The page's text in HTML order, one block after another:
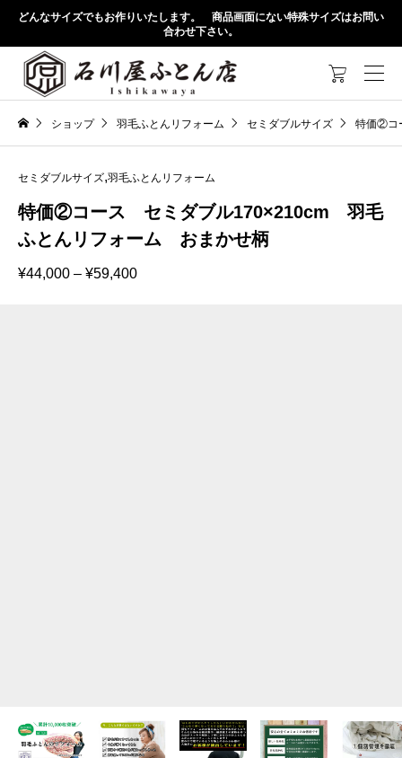
どんなサイズでもお作りいたします。 商品画面にない特殊サイズはお問い
合わせ下さい。

ショップ 羽毛ふとんリフォーム セミダブルサイズ 特価②コ
セミダブルサイズ,羽毛ふとんリフォーム
特価②コース セミダブル170×210cm 羽毛
ふとんリフォーム おまかせ柄
¥44,000 – ¥59,400価